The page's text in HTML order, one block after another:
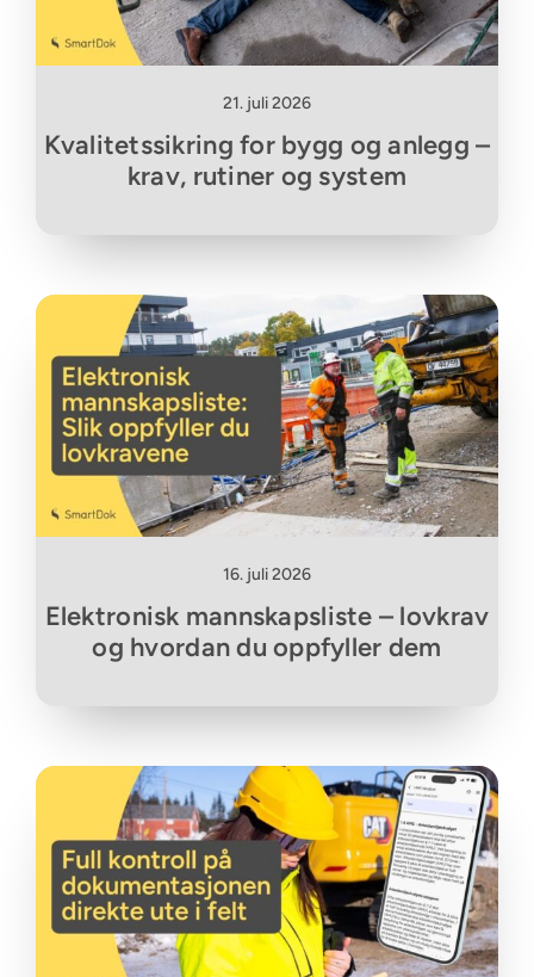
21. juli 2026
Kvalitetssikring for bygg og anlegg –
krav, rutiner og system
16. juli 2026
Elektronisk mannskapsliste – lovkrav
og hvordan du oppfyller dem